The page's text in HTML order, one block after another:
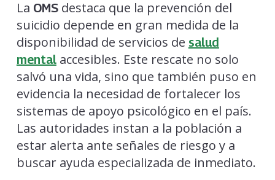
La OMSdestaca que la prevención del
suicidio depende en gran medida de la
disponibilidad de servicios de salud
mentalaccesibles. Este rescate no solo
salvó una vida, sino que también puso en
evidencia la necesidad de fortalecer los
sistemas de apoyo psicológico en el país.
Las autoridades instan a la población a
estar alerta ante señales de riesgo y a
buscar ayuda especializada de inmediato.